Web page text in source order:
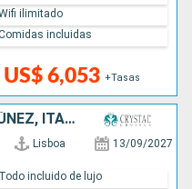
US$ 6,053 +Tasas
ilimitado
incluidas
PORTUGAL, MARRUECOS, TÚNEZ, ITALIA, ESPAÑA
Lisboa 13/09/2027
Todo incluido de lujo